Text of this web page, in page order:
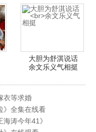
大胆为舒淇说话
余文乐义气相挺
衣等求婚
》全集在线看
海涛今年41》